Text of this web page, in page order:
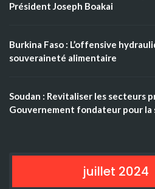
Président Joseph Boakai
Burkina Faso : L’offensive
souveraineté alimentaire
Soudan : Revitaliser les secteurs
Gouvernement fondateur pour
juillet 2024